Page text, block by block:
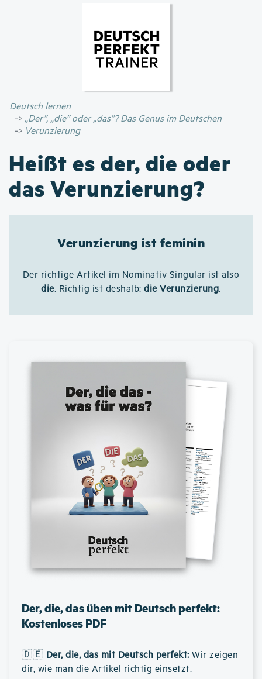
Inhalt
Deutsch lernen
„Der”, „die” oder „das”? Das Genus im Deutschen
Verunzierung
Heißt es der, die oder
das Verunzierung?
Verunzierung ist feminin
Der richtige Artikel im Nominativ Singular ist also
die. Richtig ist deshalb:die Verunzierung.
Der, die, das üben mit Deutsch perfekt:
Kostenloses PDF
🇩🇪 Der, die, das mit Deutsch perfekt: Wir zeigen
dir, wie man die Artikel richtig einsetzt.